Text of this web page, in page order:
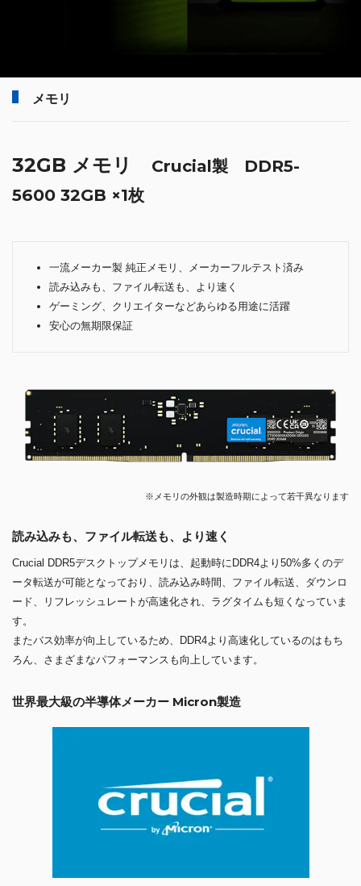
メモリ
32GB メモリ
Crucial製 DDR5-
5600 32GB ×1枚
一流メーカー製 純正メモリ、メーカーフルテスト済み
読み込みも、ファイル転送も、より速く
ゲーミング、クリエイターなどあらゆる用途に活躍
安心の無期限保証
※メモリの外観は製造時期によって若干異なります
読み込みも、ファイル転送も、より速く
Crucial DDR5デスクトップメモリは、起動時にDDR4より50%多くのデ
ータ転送が可能となっており、読み込み時間、ファイル転送、ダウンロ
ード、リフレッシュレートが高速化され、ラグタイムも短くなっていま
す。
またバス効率が向上しているため、DDR4より高速化しているのはもち
ろん、さまざまなパフォーマンスも向上しています。
世界最大級の半導体メーカー Micron製造